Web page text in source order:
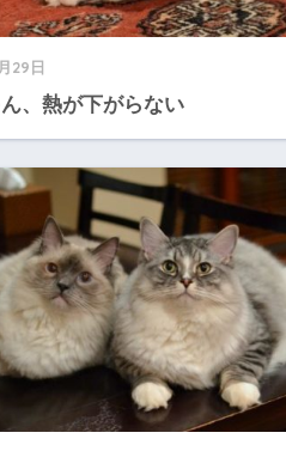
29日
、熱が下がらない